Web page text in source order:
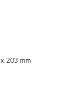
203 mm